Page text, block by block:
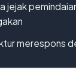
jejak
merespons